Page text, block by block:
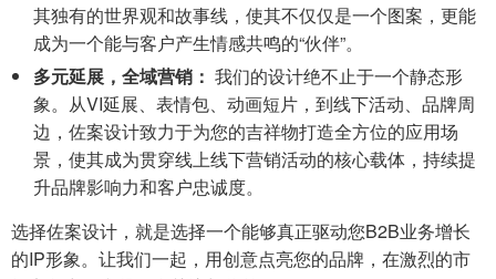
其独有的世界观和故事线，使其不仅仅是一个图案，更能
成为一个能与客户产生情感共鸣的“伙伴”。
多元延展，全域营销： 我们的设计绝不止于一个静态形
象。从VI延展、表情包、动画短片，到线下活动、品牌周
边，佐案设计致力于为您的吉祥物打造全方位的应用场
景，使其成为贯穿线上线下营销活动的核心载体，持续提
升品牌影响力和客户忠诚度。
选择佐案设计，就是选择一个能够真正驱动您B2B业务增长
的IP形象。让我们一起，用创意点亮您的品牌，在激烈的市